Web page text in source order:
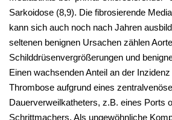
Sarkoidose (8,9). Die fibrosierende
kann sich auch noch nach Jahren
seltenen benignen Ursachen zählen
Schilddrüsenvergrößerungen und
Einen wachsenden Anteil an der
Thrombose aufgrund eines
Dauerverweilkatheters, z.B. eines Ports
Schrittmachers. Als ungewöhnliche